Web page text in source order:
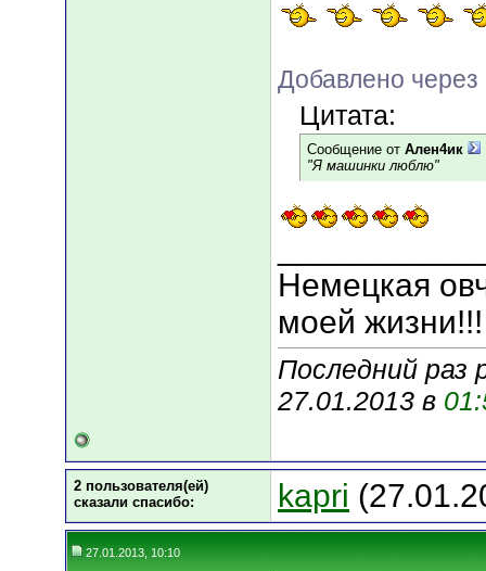
Добавлено
Цитата:
Сообщение от Ален4ик
"Я машинки люблю"
Немецкая
моей жизни!!!
Последний раз
27.01.2013 в
2 пользователя(ей)
сказали cпасибо:
kapri
27.01.2013, 10:10